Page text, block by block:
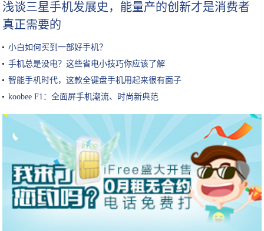
浅谈三星手机发展史，能量产的创新才是消费者
真正需要的
小白如何买到一部好手机？
手机总是没电？这些省电小技巧你应该了解
智能手机时代，这款全键盘手机用起来很有面子
koobee F1：全面屏手机潮流、时尚新典范